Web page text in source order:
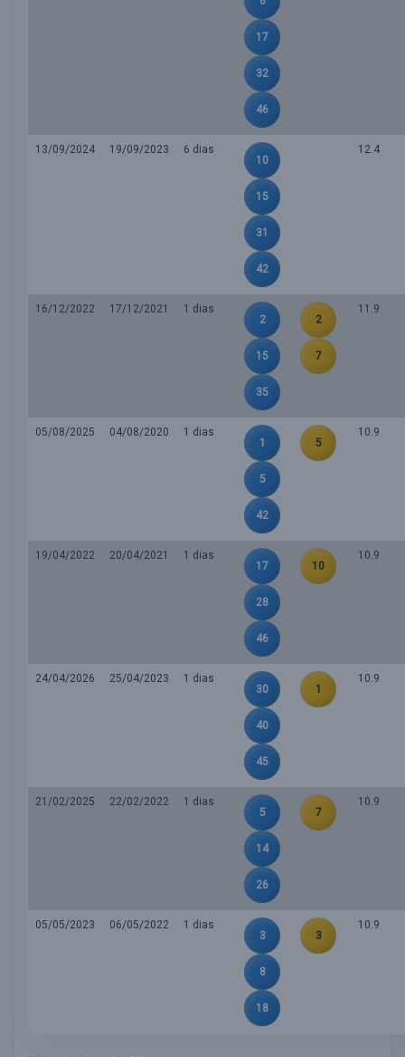
17
32
46
13/09/2024 19/09/2023
6 dias
10
15
31
42
12.4
16/12/2022 17/12/2021
1 dias
2
15
35
2
7
11.9
05/08/2025 04/08/2020
1 dias
1
5
42
5
10.9
19/04/2022 20/04/2021
1 dias
17
28
46
10
10.9
24/04/2026 25/04/2023
1 dias
30
40
45
1
10.9
21/02/2025 22/02/2022
1 dias
5
14
26
7
10.9
05/05/2023 06/05/2022
1 dias
3
8
18
3
10.9